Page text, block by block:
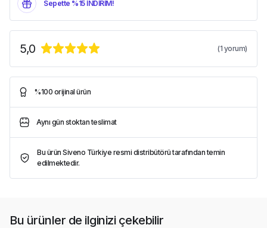
Sepette %15 İNDİRİM!
5,0 (1 yorum)
%100 orijinal ürün
Aynı gün stoktan teslimat
Bu ürün Siveno Türkiye resmi distribütörü tarafından temin
edilmektedir.
Bu ürünler de ilginizi çekebilir